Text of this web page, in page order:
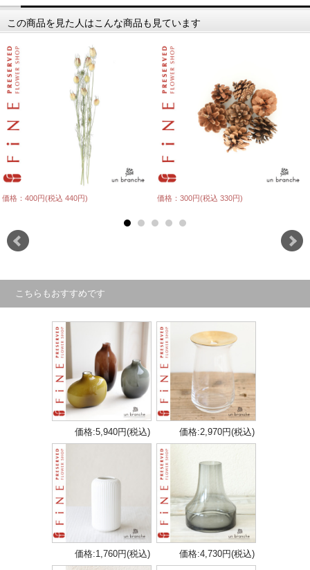
この商品を見た人はこんな商品も見ています
価格：400円(税込 440円) 価格：300円(税込 330円)
こちらもおすすめです
価格:5,940円(税込) 価格:2,970円(税込)
価格:1,760円(税込) 価格:4,730円(税込)